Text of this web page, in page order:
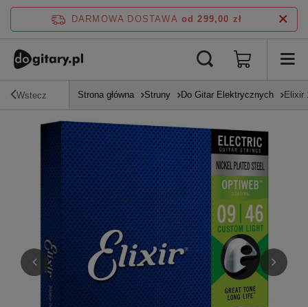
DARMOWA DOSTAWA od 299,00 zł
Wstecz Strona główna Struny Do Gitar Elektrycznych Elixir